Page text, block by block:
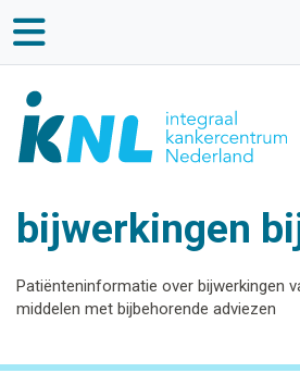
bijwerkingen
Patiënteninformatie over bijwerkingen
middelen met bijbehorende adviezen